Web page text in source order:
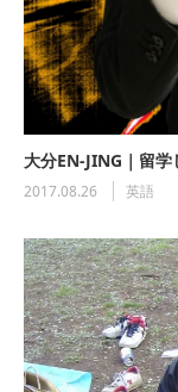
大分EN-JING｜留
2017.08.26 英語